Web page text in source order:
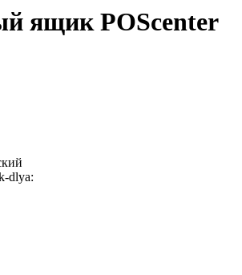
ящик POScenter
dlya: